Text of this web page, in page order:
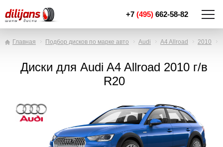
+7 (495) 662-58-82
Главная Подбор дисков по марке авто Audi A4 Allroad 2010
Диски для Audi A4 Allroad 2010 г/в
R20